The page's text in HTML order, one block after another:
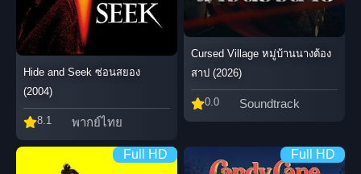
Hide and Seek ซ่อนสยอง
(2004)
8.1 พากย์ไทย
Cursed Village หมู่บ้านนางต้อง
สาป (2026)
0.0 Soundtrack
Full HD Full HD